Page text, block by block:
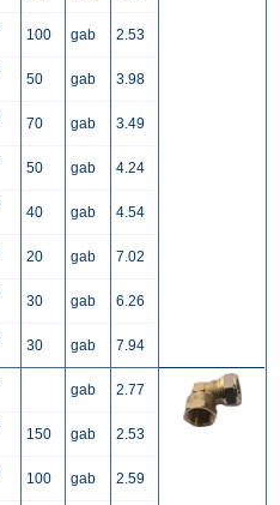
100 gab 2.53
50 gab 3.98
70 gab 3.49
50 gab 4.24
40 gab 4.54
20 gab 7.02
30 gab 6.26
30 gab 7.94
gab 2.77
150 gab 2.53
100 gab 2.59